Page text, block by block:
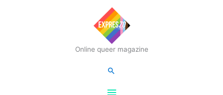
Online queer magazine
Hoofdmenu
Zoeken